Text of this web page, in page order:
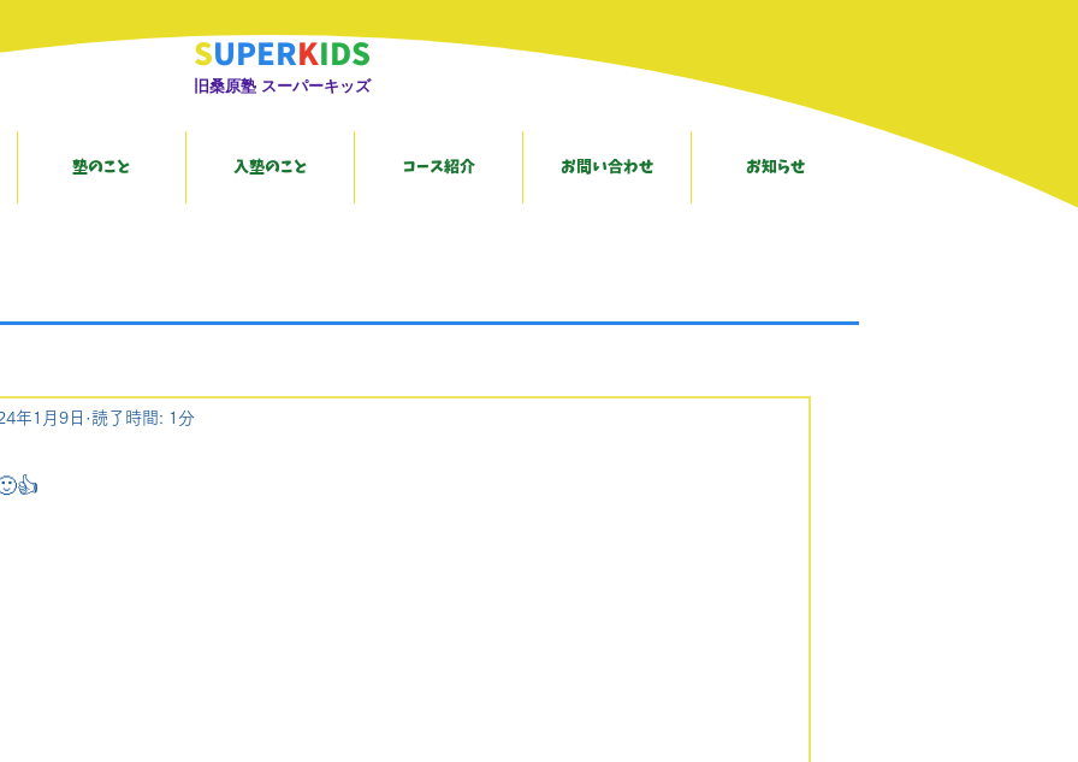
SUPER K IDS
旧桑原塾 スーパーキッズ
塾のこと 入塾のこと コース紹介 お問い合わせ お知らせ
年1月9日 読了時間: 1分